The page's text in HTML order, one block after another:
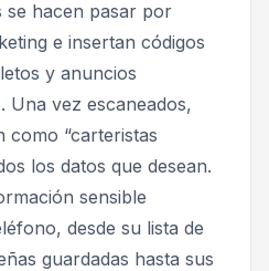
se hacen pasar por
e insertan códigos
y anuncios
Una vez escaneados,
como “carteristas
los datos que desean.
sensible
desde su lista de
guardadas hasta sus